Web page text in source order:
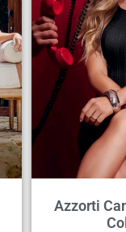
Azzorti